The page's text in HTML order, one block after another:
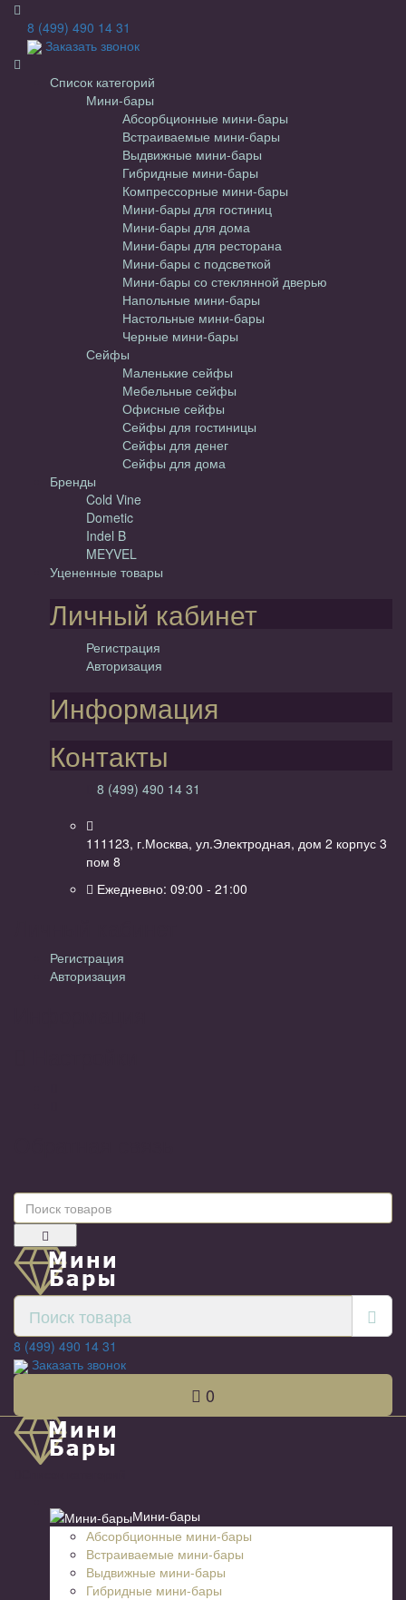
8 (499) 490 14 31
Заказать звонок
Список категорий
Мини-бары
Абсорбционные мини-бары
Встраиваемые мини-бары
Выдвижные мини-бары
Гибридные мини-бары
Компрессорные мини-бары
Мини-бары для гостиниц
Мини-бары для дома
Мини-бары для ресторана
Мини-бары с подсветкой
Мини-бары со стеклянной дверью
Напольные мини-бары
Настольные мини-бары
Черные мини-бары
Сейфы
Маленькие сейфы
Мебельные сейфы
Офисные сейфы
Сейфы для гостиницы
Сейфы для денег
Сейфы для дома
Бренды
Cold Vine
Dometic
Indel B
MEYVEL
Уцененные товары
Личный кабинет
Регистрация
Авторизация
Информация
Контакты
8 (499) 490 14 31
111123, г.Москва, ул.Электродная, дом 2 корпус 3
пом 8
Ежедневно: 09:00 - 21:00
Регистрация
Авторизация
8 (499) 490 14 31
Заказать звонок
0
Мини-бары
Абсорбционные мини-бары
Встраиваемые мини-бары
Выдвижные мини-бары
Гибридные мини-бары